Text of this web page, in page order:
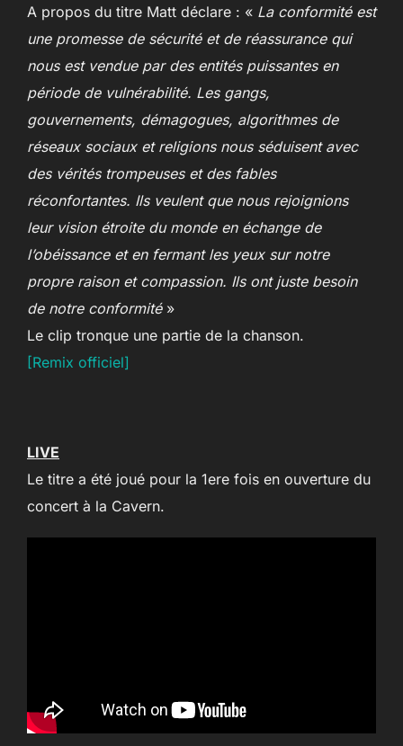
A propos du titre Matt déclare : « La conformité est
une promesse de sécurité et de réassurance qui
nous est vendue par des entités puissantes en
période de vulnérabilité. Les gangs,
gouvernements, démagogues, algorithmes de
réseaux sociaux et religions nous séduisent avec
des vérités trompeuses et des fables
réconfortantes. Ils veulent que nous rejoignions
leur vision étroite du monde en échange de
l’obéissance et en fermant les yeux sur notre
propre raison et compassion. Ils ont juste besoin
de notre conformité»
Le clip tronque une partie de la chanson.
[Remix officiel]
LIVE
Le titre a été joué pour la 1ere fois en ouverture du
concert à la Cavern.